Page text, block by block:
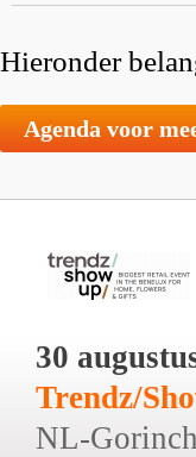
Hieronder
Agenda voor
30
Trendz/
NL-